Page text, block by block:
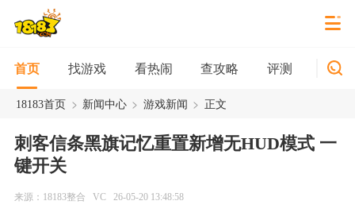
首页 找游戏 看热闹 查攻略 评测 新游
18183首页 > 新闻中心 > 游戏新闻 > 正文
刺客信条黑旗记忆重置新增无HUD模式 一
键开关
来源：18183整合 VC 26-05-20 13:48:58